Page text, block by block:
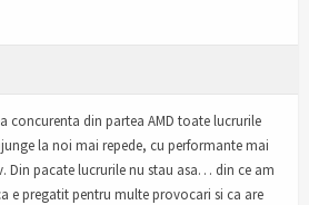
concurenta din partea AMD toate lucrurile
la noi mai repede, cu performante mai
Din pacate lucrurile nu stau asa… din ce am
e pregatit pentru multe provocari si ca are